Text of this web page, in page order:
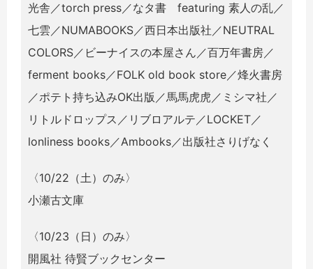
光舎／torch press／なタ書 featuring 素人の乱／
七雲／NUMABOOKS／西日本出版社／NEUTRAL
COLORS／ビーナイスの本屋さん／百万年書房／
ferment books／FOLK old book store／烽火書房
／ポテト持ち込みOK出版／馬馬虎虎／ミシマ社／
リトルドロップス／リブロアルテ／LOCKET／
lonliness books／Ambooks／出版社さりげなく
〈10/22（土）のみ〉
小瀬古文庫
〈10/23（日）のみ〉
開風社 待賢ブックセンター